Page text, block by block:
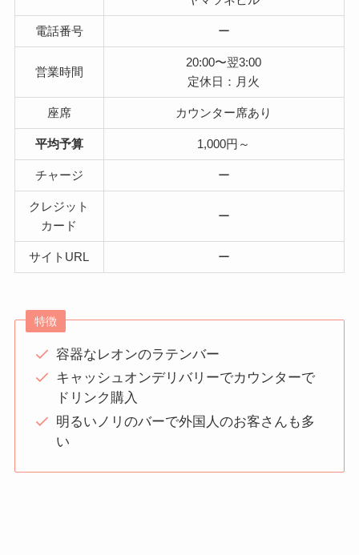
電話番号 ー
営業時間
20:00〜翌3:00
定休日：月火
座席 カウンター席あり
平均予算 1,000円～
チャージ ー
クレジット
カード
ー
サイトURL ー
特徴
容器なレオンのラテンバー
キャッシュオンデリバリーでカウンターで
ドリンク購入
明るいノリのバーで外国人のお客さんも多
い